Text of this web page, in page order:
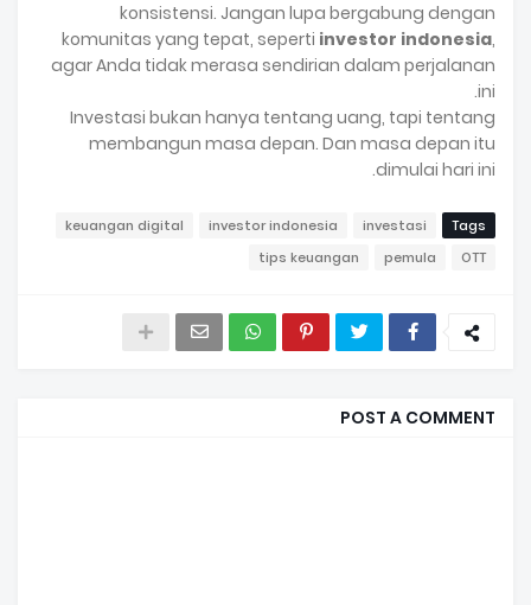
konsistensi. Jangan lupa bergabung dengan
komunitas yang tepat, seperti investor indonesia,
agar Anda tidak merasa sendirian dalam perjalanan
ini.
Investasi bukan hanya tentang uang, tapi tentang
membangun masa depan. Dan masa depan itu
dimulai hari ini.
Tags
investasi
investor indonesia
keuangan digital
OTT
pemula
tips keuangan
POST A COMMENT